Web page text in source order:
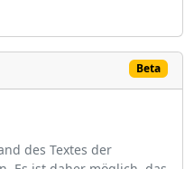
Beta
des Textes der